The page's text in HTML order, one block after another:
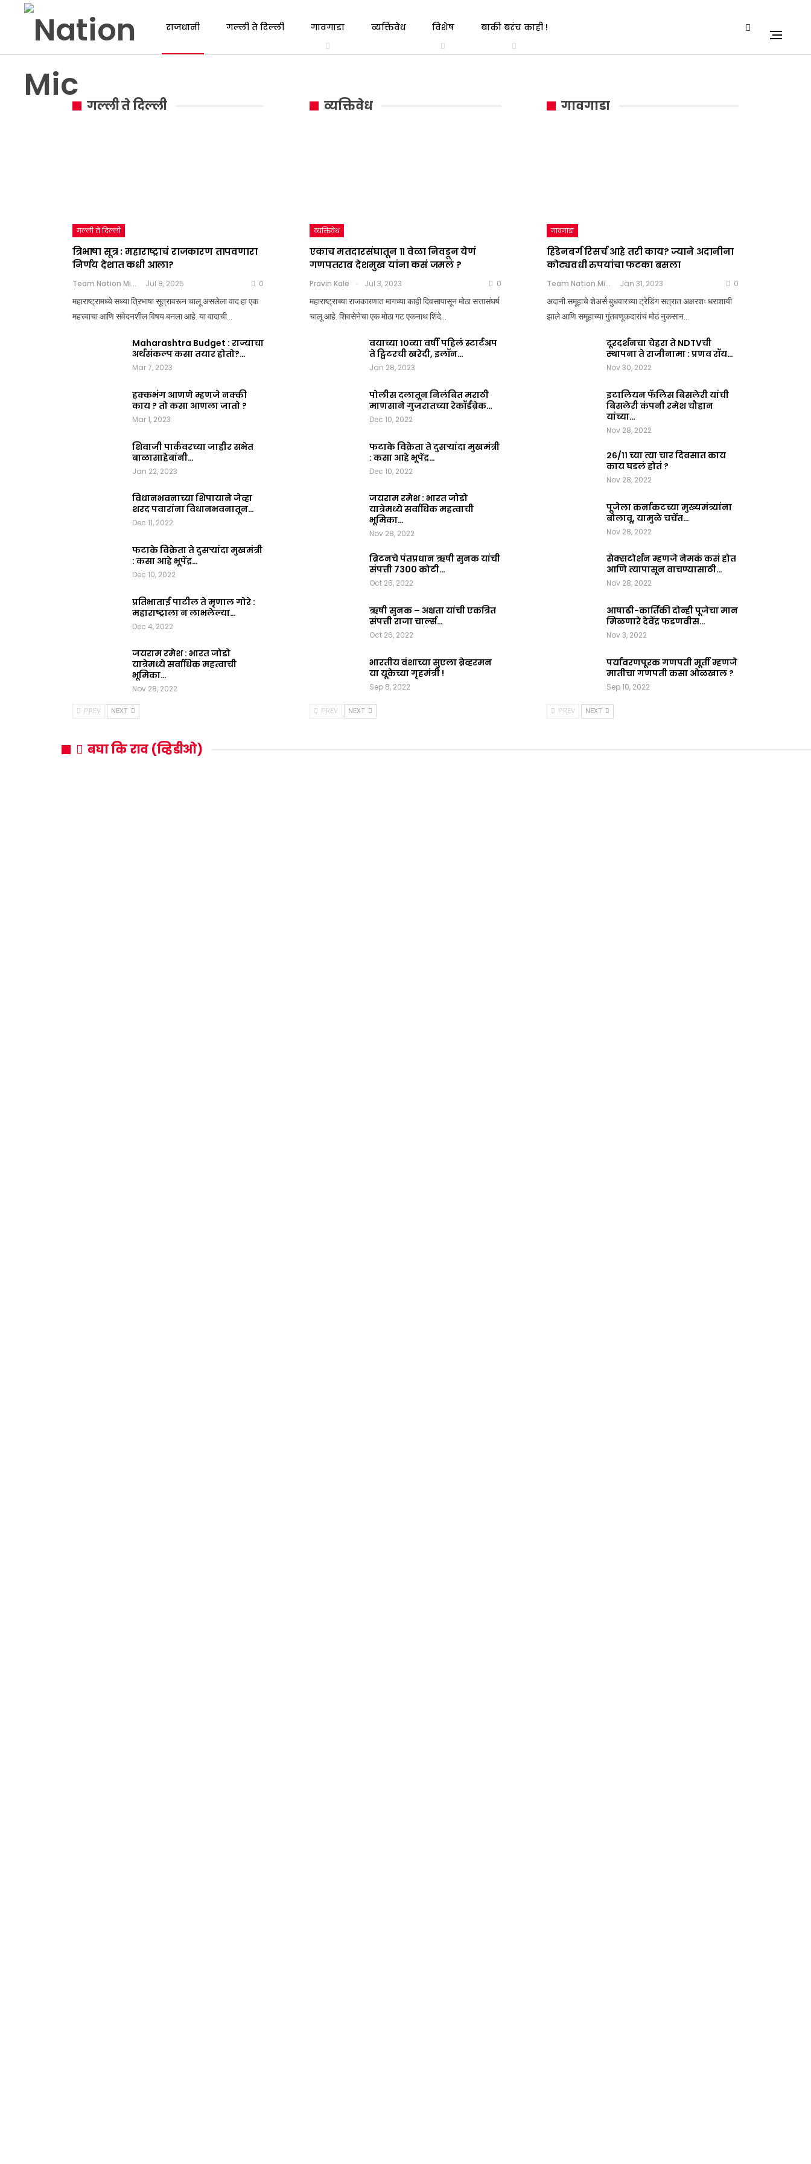
राजधानी गल्ली ते दिल्ली गावगाडा व्यक्तिवेध विशेष बाकी बरंच काही !
कधी
आला?
Jul
8,
0
यांना
कसं
जमलं
?
Pravin Kale
Jul
गल्ली ते दिल्ली
गल्ली ते दिल्ली
त्रिभाषा सूत्र : महाराष्ट्राचं राजकारण तापवणारा
निर्णय देशात कधी आला?
Team Nation Mic Jul 8, 2025 0
महाराष्ट्रामध्ये सध्या त्रिभाषा सूत्रावरून चालू असलेला वाद हा एक
महत्त्वाचा आणि संवेदनशील विषय बनला आहे. या वादाची…
Maharashtra Budget : राज्याचा
अर्थसंकल्प कसा तयार होतो?…
Mar 7, 2023
हक्कभंग आणणे म्हणजे नक्की
काय ? तो कसा आणला जातो ?
Mar 1, 2023
शिवाजी पार्कवरच्या जाहीर सभेत
बाळासाहेबांनी…
Jan 22, 2023
विधानभवनाच्या शिपायाने जेव्हा
शरद पवारांना विधानभवनातून…
Dec 11, 2022
फटाके विक्रेता ते दुसऱ्यांदा मुखमंत्री
: कसा आहे भूपेंद्र…
Dec 10, 2022
प्रतिभाताई पाटील ते मृणाल गोरे :
महाराष्ट्राला न लाभलेल्या…
Dec 4, 2022
जयराम रमेश : भारत जोडो
यात्रेमध्ये सर्वाधिक महत्वाची
भूमिका…
Nov 28, 2022
PREV NEXT
व्यक्तिवेध
व्यक्तिवेध
एकाच मतदारसंघातून ११ वेळा निवडून येणं
गणपतराव देशमुख यांना कसं जमलं ?
Pravin Kale Jul 3, 2023 0
महाराष्ट्राच्या राजकारणात मागच्या काही दिवसापासून मोठा सत्तासंघर्ष
चालू आहे. शिवसेनेचा एक मोठा गट एकनाथ शिंदे…
वयाच्या १०व्या वर्षी पहिलं स्टार्टअप
ते ट्विटरची खरेदी, इलॉन…
Jan 28, 2023
पोलीस दलातून निलंबित मराठी
माणसाने गुजरातच्या रेकॉर्डब्रेक…
Dec 10, 2022
फटाके विक्रेता ते दुसऱ्यांदा मुखमंत्री
: कसा आहे भूपेंद्र…
Dec 10, 2022
जयराम रमेश : भारत जोडो
यात्रेमध्ये सर्वाधिक महत्वाची
भूमिका…
Nov 28, 2022
ब्रिटनचे पंतप्रधान ऋषी सुनक यांची
संपत्ती 7300 कोटी…
Oct 26, 2022
ऋषी सुनक – अक्षता यांची एकत्रित
संपत्ती राजा चार्ल्स…
Oct 26, 2022
भारतीय वंशाच्या सुएला ब्रेव्हरमन
या यूकेच्या गृहमंत्री !
Sep 8, 2022
PREV NEXT
गावगाडा
गावगाडा
हिंडेनबर्ग रिसर्च आहे तरी काय? ज्याने अदानीना
कोट्यवधी रुपयांचा फटका बसला
Team Nation Mic Jan 31, 2023 0
अदानी समूहाचे शेअर्स बुधवारच्या ट्रेडिंग सत्रात अक्षरशः धराशायी
झाले आणि समूहाच्या गुंतवणूकदारांचं मोठं नुकसान…
दूरदर्शनचा चेहरा ते NDTVची
स्थापना ते राजीनामा : प्रणव रॉय…
Nov 30, 2022
इटालियन फॅलिस बिसलेरी यांची
बिसलेरी कंपनी रमेश चौहान
यांच्या…
Nov 28, 2022
२६/११ च्या त्या चार दिवसात काय
काय घडलं होतं ?
Nov 28, 2022
पूजेला कर्नाकटच्या मुख्यमंत्र्यांना
बोलावू, यामुळे चर्चेत…
Nov 28, 2022
सेक्सटोर्शन म्हणजे नेमकं कसं होत
आणि त्यापासून वाचण्यासाठी…
Nov 28, 2022
आषाढी-कार्तिकी दोन्ही पूजेचा मान
मिळणारे देवेंद्र फडणवीस…
Nov 3, 2022
पर्यावरणपूरक गणपती मूर्ती म्हणजे
मातीचा गणपती कसा ओळखाल ?
Sep 10, 2022
PREV NEXT
बघा कि राव (व्हिडीओ)